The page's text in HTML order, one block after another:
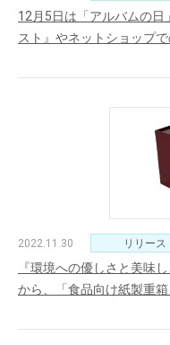
12月5日は「アルバムの日
スト』やネットショップ
2022.11.30 リリース
『環境への優しさと美味
から、「食品向け紙製重